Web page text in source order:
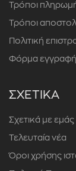
Τρόποι
Τρόποι
Πολιτική
Φόρμα
ΣΧΕΤΙΚΑ
Σχετικά με εμάς
Τελευταία νέα
Όροι χρήσης